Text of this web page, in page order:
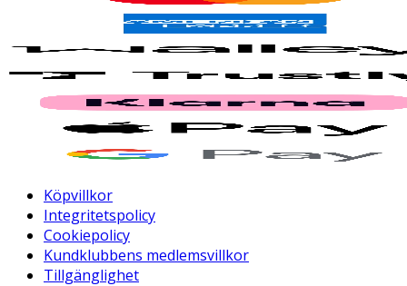
Köpvillkor
Integritetspolicy
Cookiepolicy
Kundklubbens medlemsvillkor
Tillgänglighet